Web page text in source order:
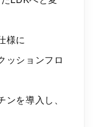
様に
ッションフロ
を導入し、